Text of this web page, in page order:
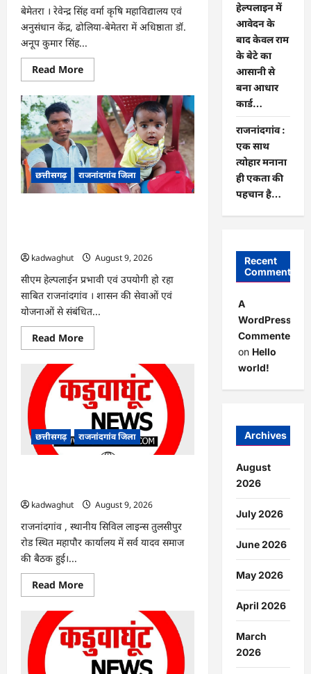
बेमेतरा । रेवेन्द्र सिंह वर्मा कृषि महाविद्यालय एवं
अनुसंधान केंद्र, ढोलिया-बेमेतरा में अधिष्ठाता डॉ.
अनूप कुमार सिंह...
Read MoreRead
more
CG
पर्यावरण
संरक्षण
एवं
आपदा
प्रबंधन
पर
एक
दिवसीय
कार्यशाला
छत्तीसगढ़ राजनांदगांव जिला
kadwaghut
August 9, 2026
सीएम हेल्पलाईन प्रभावी एवं उपयोगी हो रहा
साबित राजनांदगांव । शासन की सेवाओं एवं
योजनाओं से संबंधित...
Read MoreRead
more
सीएम
हेल्पलाइन
में
आवेदन
बाद
केवल
से
बना
आधार
कार्ड…
छत्तीसगढ़ राजनांदगांव जिला
kadwaghut
August 9, 2026
राजनांदगांव , स्थानीय सिविल लाइन्स तुलसीपुर
रोड स्थित महापौर कार्यालय में सर्व यादव समाज
की बैठक हुई।...
Read MoreRead
more
एक
साथ
त्योहार
मनाना
हेल्पलाइन में
आवेदन के
बाद केवल राम
के बेटे का
आसानी से
बना आधार
कार्ड…
राजनांदगांव :
एक साथ
त्योहार मनाना
ही एकता की
पहचान है…
Recent
Comments
A
WordPress
Commenter
on Hello
world!
Archives
August
2026
July 2026
June 2026
May 2026
April 2026
March
2026